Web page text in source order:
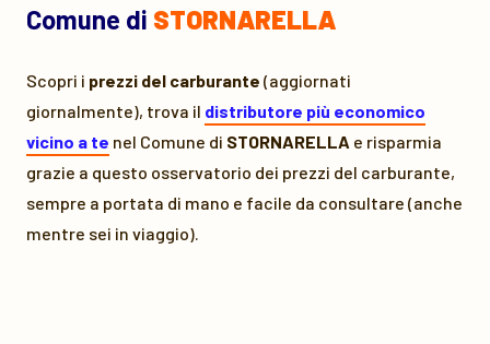
Comune di STORNARELLA
Scopri i prezzi del carburante (aggiornati
giornalmente), trova il distributore più economico
vicino a te nel Comune di STORNARELLA e risparmia
grazie a questo osservatorio dei prezzi del carburante,
sempre a portata di mano e facile da consultare (anche
mentre sei in viaggio).